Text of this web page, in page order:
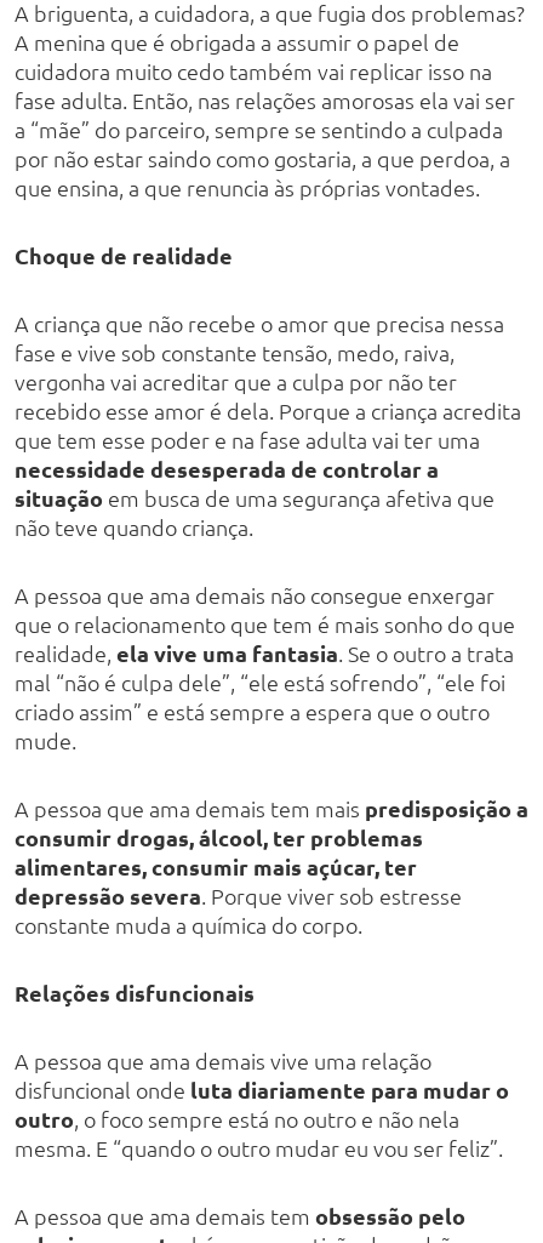
A briguenta, a cuidadora, a que fugia dos problemas?
A menina que é obrigada a assumir o papel de
cuidadora muito cedo também vai replicar isso na
fase adulta. Então, nas relações amorosas ela vai ser
a “mãe” do parceiro, sempre se sentindo a culpada
por não estar saindo como gostaria, a que perdoa, a
que ensina, a que renuncia às próprias vontades.
Choque de realidade
A criança que não recebe o amor que precisa nessa
fase e vive sob constante tensão, medo, raiva,
vergonha vai acreditar que a culpa por não ter
recebido esse amor é dela. Porque a criança acredita
que tem esse poder e na fase adulta vai ter uma
necessidade desesperada de controlar a
situação em busca de uma segurança afetiva que
não teve quando criança.
A pessoa que ama demais não consegue enxergar
que o relacionamento que tem é mais sonho do que
realidade, ela vive uma fantasia. Se o outro a trata
mal “não é culpa dele”, “ele está sofrendo”, “ele foi
criado assim” e está sempre a espera que o outro
mude.
A pessoa que ama demais tem mais predisposição a
consumir drogas, álcool, ter problemas
alimentares, consumir mais açúcar, ter
depressão severa. Porque viver sob estresse
constante muda a química do corpo.
Relações disfuncionais
A pessoa que ama demais vive uma relação
disfuncional onde luta diariamente para mudar o
outro, o foco sempre está no outro e não nela
mesma. E “quando o outro mudar eu vou ser feliz”.
A pessoa que ama demais tem obsessão pelo